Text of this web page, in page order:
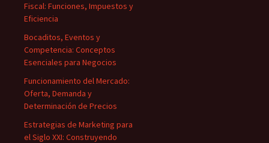
Fiscal: Funciones, Impuestos y
Eficiencia
Bocaditos, Eventos y
Competencia: Conceptos
Esenciales para Negocios
Funcionamiento del Mercado:
Oferta, Demanda y
Determinación de Precios
Estrategias de Marketing para
el Siglo XXI: Construyendo